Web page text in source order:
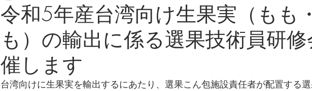
令和5年産台湾向け生果実（もも
も）の輸出に係る選果技術員研
催します
台湾向けに生果実を輸出するにあたり、選果こん包施設責任者が配置する